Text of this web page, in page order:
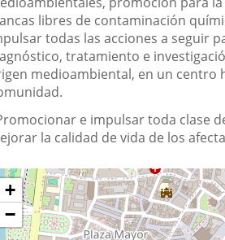
libres de contaminación
todas las acciones a seguir
tratamiento e
medioambiental, en un centro
e impulsar toda clase
la calidad de vida de los
+
−